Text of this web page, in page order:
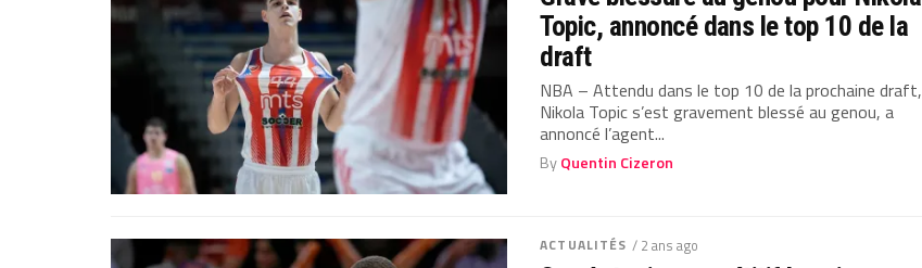
Topic, annoncé dans le top 10 de la
draft
NBA – Attendu dans le top 10 de la prochaine draft,
Nikola Topic s’est gravement blessé au genou, a
annoncé l’agent...
ByQuentin Cizeron
ACTUALITÉS / 2 ans ago